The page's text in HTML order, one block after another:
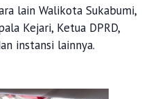
lain Walikota Sukabumi,
Kejari, Ketua DPRD,
instansi lainnya.